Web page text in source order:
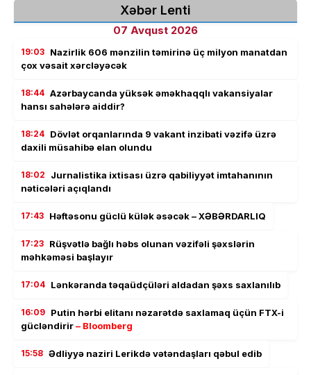
Xəbər Lenti
07 Avqust 2026
19:03 Nazirlik 606 mənzilin təmirinə üç milyon manatdan
çox vəsait xərcləyəcək
18:44 Azərbaycanda yüksək əməkhaqqlı vakansiyalar
hansı sahələrə aiddir?
18:24 Dövlət orqanlarında 9 vakant inzibati vəzifə üzrə
daxili müsahibə elan olundu
18:02
Jurnalistika ixtisası üzrə qabiliyyət imtahanının
nəticələri açıqlandı
17:43 Həftəsonu güclü külək əsəcək – XƏBƏRDARLIQ
17:23 Rüşvətlə bağlı həbs olunan vəzifəli şəxslərin
məhkəməsi başlayır
17:04 Lənkəranda təqaüdçüləri aldadan şəxs saxlanılıb
16:09 Putin hərbi elitanı nəzarətdə saxlamaq üçün FTX-i
gücləndirir– Bloomberg
15:58 Ədliyyə naziri Lerikdə vətəndaşları qəbul edib